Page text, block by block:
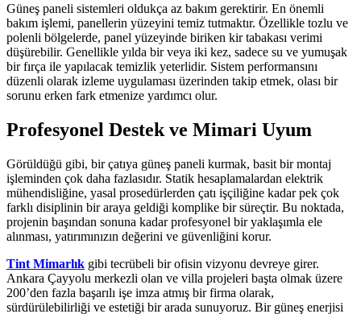
Güneş paneli sistemleri oldukça az bakım gerektirir. En önemli
bakım işlemi, panellerin yüzeyini temiz tutmaktır. Özellikle tozlu ve
polenli bölgelerde, panel yüzeyinde biriken kir tabakası verimi
düşürebilir. Genellikle yılda bir veya iki kez, sadece su ve yumuşak
bir fırça ile yapılacak temizlik yeterlidir. Sistem performansını
düzenli olarak izleme uygulaması üzerinden takip etmek, olası bir
sorunu erken fark etmenize yardımcı olur.
Profesyonel Destek ve Mimari Uyum
Görüldüğü gibi, bir çatıya güneş paneli kurmak, basit bir montaj
işleminden çok daha fazlasıdır. Statik hesaplamalardan elektrik
mühendisliğine, yasal prosedürlerden çatı işçiliğine kadar pek çok
farklı disiplinin bir araya geldiği komplike bir süreçtir. Bu noktada,
projenin başından sonuna kadar profesyonel bir yaklaşımla ele
alınması, yatırımınızın değerini ve güvenliğini korur.
Tint Mimarlık gibi tecrübeli bir ofisin vizyonu devreye girer.
Ankara Çayyolu merkezli olan ve villa projeleri başta olmak üzere
200’den fazla başarılı işe imza atmış bir firma olarak,
sürdürülebilirliği ve estetiği bir arada sunuyoruz. Bir güneş enerjisi